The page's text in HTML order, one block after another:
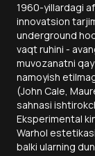
1960-yillardagi
innovatsion
underground
vaqt ruhini -
muvozanatni
namoyish
(John Cale,
sahnasi
Eksperimental
Warhol
balki ularning